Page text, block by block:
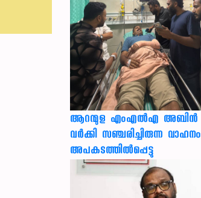
ആറന്മുള എംഎൽഎ അബിൻ
വർക്കി സഞ്ചരിച്ചിരുന്ന വാഹനം
അപകടത്തിൽപ്പെട്ടു